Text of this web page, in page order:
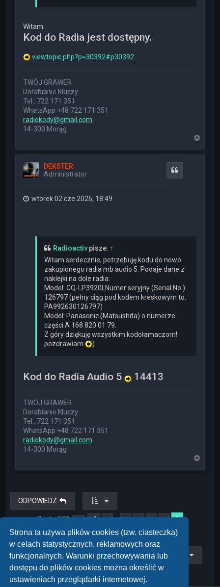
Strona ta używa plików cookies (tzw. ciasteczka)
w celach statystycznych, reklamowych oraz
funkcjonalnych. Warunki przechowywania lub
dostępu do plików cookies można określić w
ustawieniach przeglądarki internetowej.
Witam.
Kod do Radia jest dostępny.
viewtopic.php?p=30392#p30392
TWÓJ GRAWER
Dorabianie Kluczy.
Tel.: 722 171 351
WhatsApp +48 722 171 351
radiokody@gmail.com
14-300 Morąg
g
DEKSTER
Administrator
wtorek 02 cze 2026, 18:49
Radioactiv pisze: ↑
Witam serdecznie, potrzebuję kodu do nowo
zakupionego radia mb audio 5. Podaje dane z
naklejki na dole radia:
Model: CQ-LP3920LNumer seryjny (Serial No.):
126797 (pełny ciąg pod kodem kreskowym to:
PA992630126797)
Model: Panasonic (Matsushita) o numerze
części A 168 820 01 79.
Z góry dziękuję wszystkim kodołamaczom!
pozdrawiam
)
Kod do Radia Audio 5 14413
TWÓJ GRAWER
Dorabianie Kluczy.
Tel.: 722 171 351
WhatsApp +48 722 171 351
radiokody@gmail.com
14-300 Morąg
ODPOWIEDZ
Posty: 129 1 … 5 6 7 8 9
Przejdź do